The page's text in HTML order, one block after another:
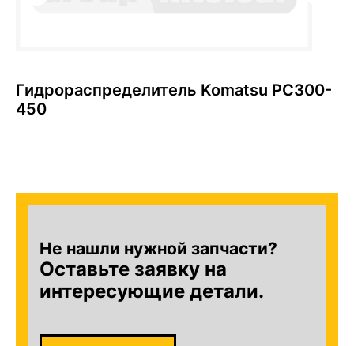
Гидрораспределитель Komatsu PC300-
450
Не нашли нужной запчасти?
Оставьте заявку на
интересующие детали.